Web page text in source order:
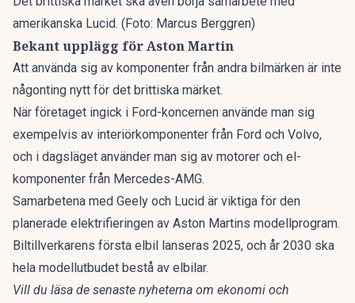
amerikanska Lucid. (Foto: Marcus Berggren)
Bekant upplägg för Aston Martin
Att använda sig av komponenter från andra bilmärken är inte
någonting nytt för det brittiska märket.
När företaget ingick i Ford-koncernen använde man sig
exempelvis av interiörkomponenter från Ford och Volvo,
och i dagsläget använder man sig av motorer och el-
komponenter från Mercedes-AMG.
Samarbetena med Geely och Lucid är viktiga för den
planerade elektrifieringen av Aston Martins modellprogram.
Biltillverkarens första elbil lanseras 2025, och år 2030 ska
hela modellutbudet bestå av elbilar.
Vill du läsa de senaste nyheterna om ekonomi och